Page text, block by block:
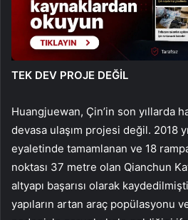
TEK DEV PROJE DEĞİL
Huangjuewan, Çin’in son yıllarda
devasa ulaşım projesi değil. 2018
eyaletinde tamamlanan ve 18
noktası 37 metre olan Qianchun
altyapı başarısı olarak
yapıların artan araç popülasyonu